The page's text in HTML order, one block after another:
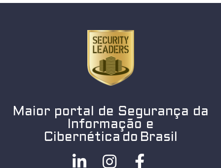
Maior portal de Segurança da
Informação e
Cibernética do Brasil